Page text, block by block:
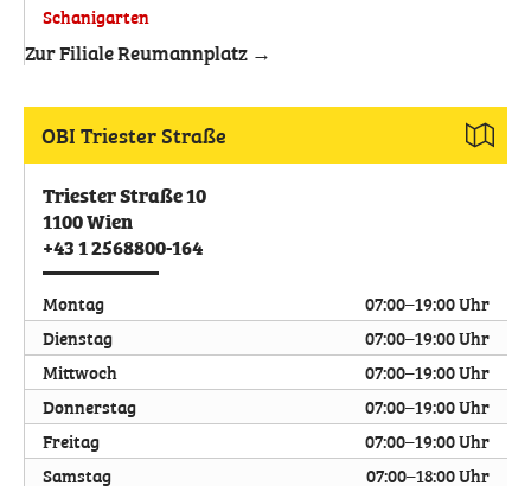
Schanigarten
Zur Filiale Reumannplatz →
OBI Triester Straße
Triester Straße 10
1100Wien
+43 1 2568800-164
Montag
07:00–19:00 Uhr
Dienstag
07:00–19:00 Uhr
Mittwoch
07:00–19:00 Uhr
Donnerstag
07:00–19:00 Uhr
Freitag
07:00–19:00 Uhr
Samstag
07:00–18:00 Uhr